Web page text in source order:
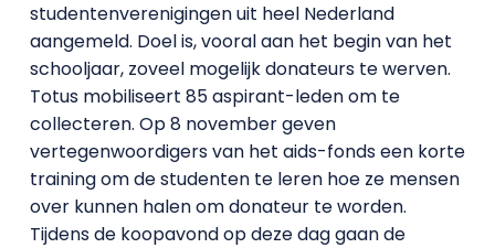
studentenverenigingen uit heel Nederland
aangemeld. Doel is, vooral aan het begin van het
schooljaar, zoveel mogelijk donateurs te werven.
Totus mobiliseert 85 aspirant-leden om te
collecteren. Op 8 november geven
vertegenwoordigers van het aids-fonds een korte
training om de studenten te leren hoe ze mensen
over kunnen halen om donateur te worden.
Tijdens de koopavond op deze dag gaan de